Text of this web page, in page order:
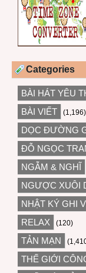
Categories
BÀI HÁT YÊU
BÀI VIẾT (1,196)
DỌC ĐƯỜNG
ĐỖ NGỌC
NGẪM & NGHĨ
NGƯỢC XUÔI
NHẬT KÝ GHI
RELAX (120)
TẢN MẠN
THẾ GIỚI